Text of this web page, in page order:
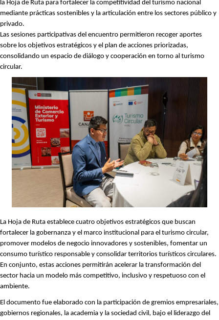
la Hoja de Ruta para fortalecer la competitividad del turismo nacional
mediante prácticas sostenibles y la articulación entre los sectores público y
privado.
Las sesiones participativas del encuentro permitieron recoger aportes
sobre los objetivos estratégicos y el plan de acciones priorizadas,
consolidando un espacio de diálogo y cooperación en torno al turismo
circular.
La Hoja de Ruta establece cuatro objetivos estratégicos que buscan
fortalecer la gobernanza y el marco institucional para el turismo circular,
promover modelos de negocio innovadores y sostenibles, fomentar un
consumo turístico responsable y consolidar territorios turísticos circulares.
En conjunto, estas acciones permitirán acelerar la transformación del
sector hacia un modelo más competitivo, inclusivo y respetuoso con el
ambiente.
El documento fue elaborado con la participación de gremios empresariales,
gobiernos regionales, la academia y la sociedad civil, bajo el liderazgo del